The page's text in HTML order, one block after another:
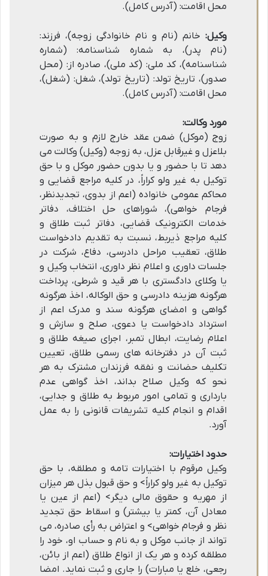
محل اقامت: (آدرس کامل).
وکیل: خانم (نام و نام خانوادگی زوجه)، فرزند:
(نام پدر)، به شماره شناسنامه: (شماره
شناسنامه)، کد ملی: (کد ملی)، صادره از: (محل
صدور)، تاریخ تولد: (تاریخ تولد)، شغل: (شغل)،
محل اقامت: (آدرس کامل).
مورد وکالت:
زوج (موکل) ضمن عقد خارج لازم و به صورت
بلاعزل و غیرقابل عزل، به زوجه (وکیل) وکالت می
دهد تا با حضور و یا بدون حضور موکل و با حق
توکیل به غیر ولو کراراً، در کلیه مراجع قضایی و
محاکم عمومی خانواده (اعم از بدوی، تجدیدنظر،
فرجام خواهی)، شوراهای حل اختلاف، دفاتر
خدمات الکترونیک قضایی، دفاتر ثبت طلاق و
کلیه مراجع ذیربط، نسبت به تقدیم دادخواست
طلاق، تعقیب مراحل دادرسی، دفاع، شرکت در
جلسات داوری و اعلام نظر داوری، انتخاب وکیل و
یا وکلای دادگستری با هر قید و شرطی، پرداخت
هرگونه هزینه دادرسی و حق الوکاله، اخذ هرگونه
گواهی و امضای هرگونه سند و مدرک اعم از
استرداد دادخواست یا دعوی، صلح و سازش و
اعلام رضایت، ابطال تمبر، اجرای صیغه طلاق و
ثبت آن در دفترخانه های رسمی طلاق، تعیین
تکلیف حضانت و نفقه فرزندان مشترک به هر
نحو که وکیل صلاح بداند، اخذ گواهی عدم
بارداری و تمامی امور مربوط به طلاق و جدایی،
اقدام و انجام کلیه تشریفات قانونی را به عمل
آورد.
حدود اختیارات:
وکیل مرقوم با اختیارات تامه و مطلقه، با حق
توکیل به غیر ولو کراراً> و حق قبول بذل هر میزان
از مهریه و حقوق مالی دیگر> (اعم از عین یا
معادل آن، کمتر یا بیشتر) و اسقاط حق تجدید
نظر و فرجام خواهی> و اعتراض به رأی صادره، می
تواند از جانب موکل و به نام و حساب او، خود را
مطلقه کرده و هر یک از انواع طلاق (اعم از بائن،
رجعی، خلع یا مبارات) را جاری و ثبت نماید. امضا